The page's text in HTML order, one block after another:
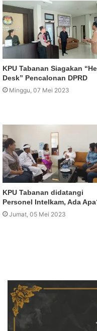
KPU Tabanan Siagakan
Desk” Pencalonan DPRD
Minggu, 07 Mei 2023
KPU Tabanan didatangi
Personel Intelkam, Ada
Jumat, 05 Mei 2023